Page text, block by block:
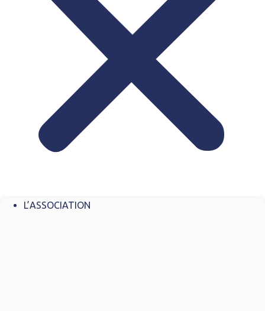
L’ASSOCIATION